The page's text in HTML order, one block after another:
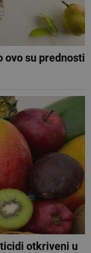
ovo su prednosti
otkriveni u